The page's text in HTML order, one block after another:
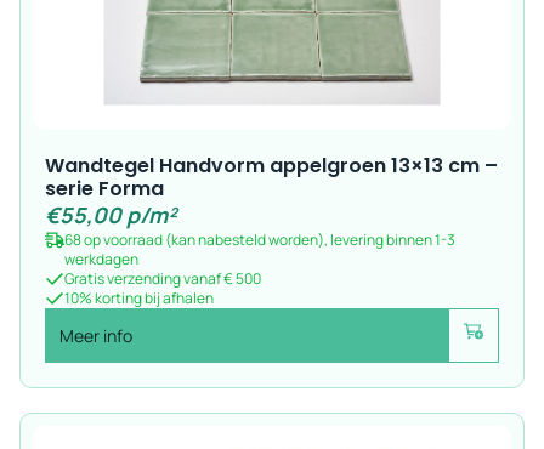
Wandtegel Handvorm appelgroen 13×13 cm –
serie Forma
€55,00p/m²
68 op voorraad (kan nabesteld worden), levering binnen 1-3
werkdagen
Gratis verzending vanaf € 500
10% korting bij afhalen
Meer info Voeg toe